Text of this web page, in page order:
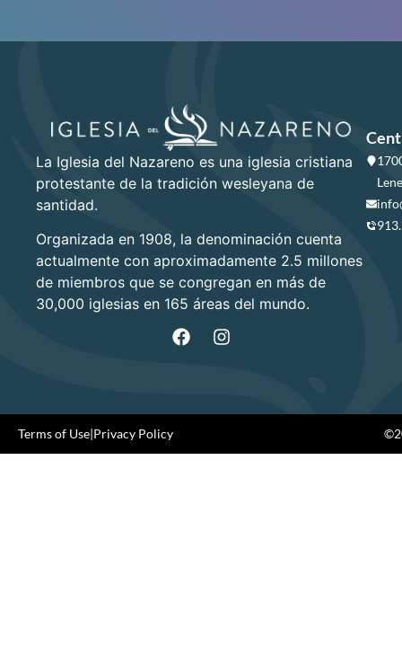
La Iglesia del Nazareno es una iglesia cristiana
protestante de la tradición wesleyana de
santidad.
Organizada en 1908, la denominación cuenta
actualmente con aproximadamente 2.5 millones
de miembros que se congregan en más de
30,000 iglesias en 165 áreas del mundo.
Terms of Use|Privacy Policy